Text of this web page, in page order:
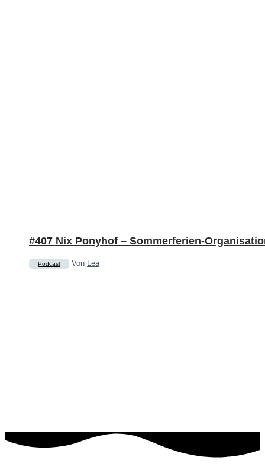
#407 Nix Ponyhof – Sommerferien-
Podcast Von Lea